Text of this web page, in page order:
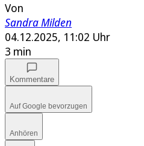
Von
Sandra Milden
04.12.2025, 11:02 Uhr
3 min
Kommentare
Auf Google bevorzugen
Anhören